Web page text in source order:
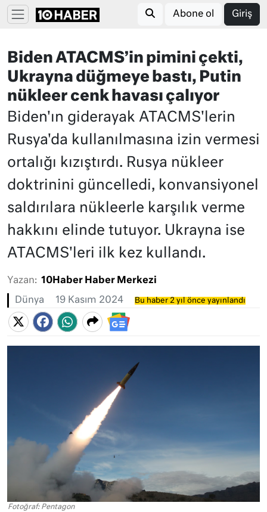
Abone ol Giriş
Biden ATACMS’in pimini çekti,
Ukrayna düğmeye bastı, Putin
nükleer cenk havası çalıyor
Biden'ın giderayak ATACMS'lerin
Rusya'da kullanılmasına izin vermesi
ortalığı kızıştırdı. Rusya nükleer
doktrinini güncelledi, konvansiyonel
saldırılara nükleerle karşılık verme
hakkını elinde tutuyor. Ukrayna ise
ATACMS'leri ilk kez kullandı.
Yazan: 10Haber Haber Merkezi
Dünya 19 Kasım 2024 Bu haber 2 yıl önce yayınlandı
Fotoğraf: Pentagon